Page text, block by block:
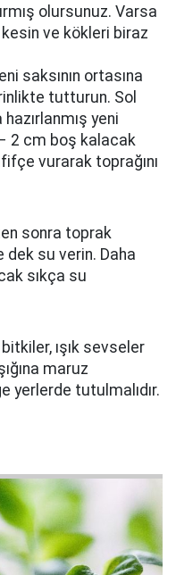
olursunuz. Varsa
ve kökleri biraz
saksının ortasına
tutturun. Sol
yeni
– 2 cm boş kalacak
vurarak toprağını
sonra toprak
su verin. Daha
sıkça su
ışık sevseler
maruz
yerlerde tutulmalıdır.